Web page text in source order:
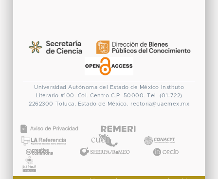
Universidad Autónoma del Estado de México
Instituto
Literario #100. Col. Centro C.P. 50000. Tel. (01-722)
2262300 Toluca, Estado de México. rectoria@uaemex.mx